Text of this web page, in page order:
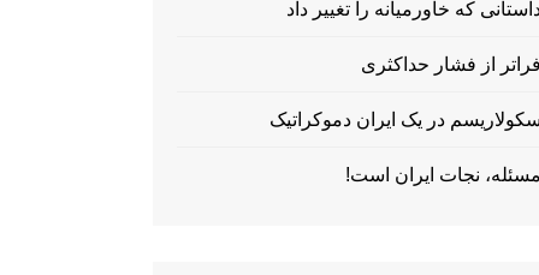
که خاورمیانه را تغییر داد
فراتر از فشار حداکثری
سکولاریسم در یک ایران دموکراتیک
مسئله، نجات ایران است!